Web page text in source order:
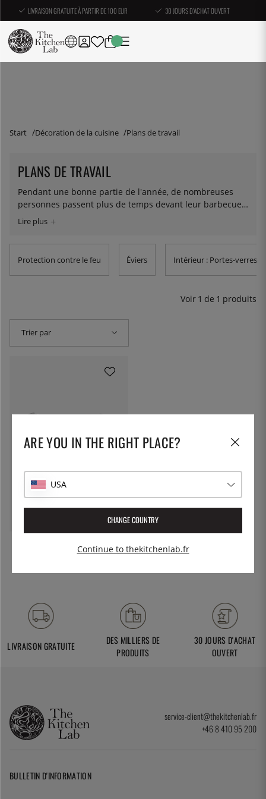
LIVRAISON GRATUITE À PARTIR DE 100 EUR 30 JOURS D'ACHAT OUVERT
Start Décoration de la cuisine Plans de travail
PLANS DE TRAVAIL
Pendant une bonne partie de l'année, de nombreuses
personnes passent plus de temps devant leur barbecue
que dans leur cuisine. Assurez-vous d'avoir un plan de
travail mobile pour pouvoir tout préparer au soleil. Vous
trouverez ici tous les plans de travail que nous vendons
chez KitchenLab.
Protection contre le feu Éviers Intérieur : Portes-verres
Voir 1 de 1 produits
Trier par
ALFA FORNI
Îlot de cuisine/établi mobile,
160cm - Alfa Forni
Prvenez-
moi
LIVRAISON GRATUITE
DES MILLIERS DE
PRODUITS
30 JOURS D'ACHAT
OUVERT
service-client@thekitchenlab.fr
+46 8 410 95 200
BULLETIN D'INFORMATION
ARE YOU IN THE RIGHT PLACE?
USA
CHANGE COUNTRY
Continue to thekitchenlab.fr